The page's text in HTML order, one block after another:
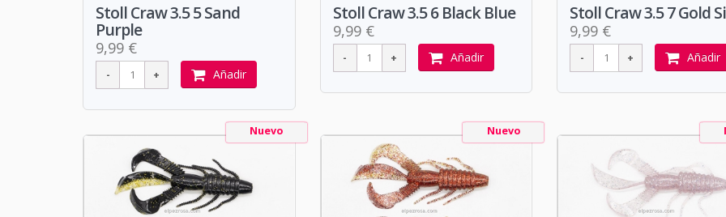
Stoll Craw 3.5 5 Sand
Purple
9,99 €
Añadir
Stoll Craw 3.5 6 Black Blue
9,99 €
Añadir
Stoll Craw 3.5 7 Gold
9,99 €
Añadir
Nuevo Nuevo